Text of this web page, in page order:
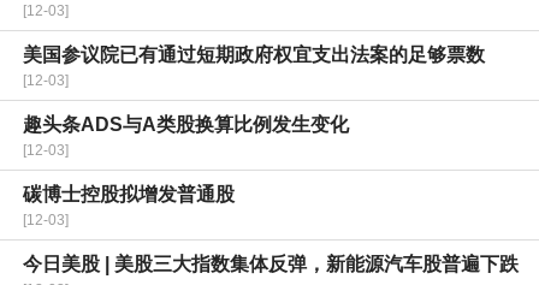
[12-03]
美国参议院已有通过短期政府权宜支出法案的足够票数
[12-03]
趣头条ADS与A类股换算比例发生变化
[12-03]
碳博士控股拟增发普通股
[12-03]
今日美股 | 美股三大指数集体反弹，新能源汽车股普遍下跌